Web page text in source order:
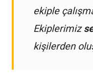
ekiple
Ekiplerimiz
kişilerden